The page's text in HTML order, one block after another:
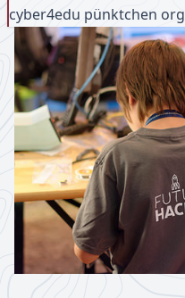
cyber4edu pünktchen org